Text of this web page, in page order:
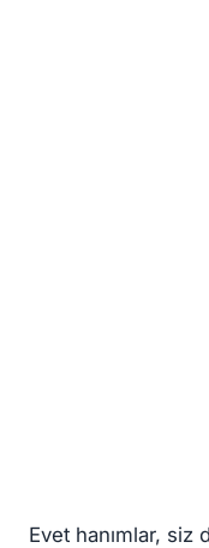
Evet hanımlar, siz